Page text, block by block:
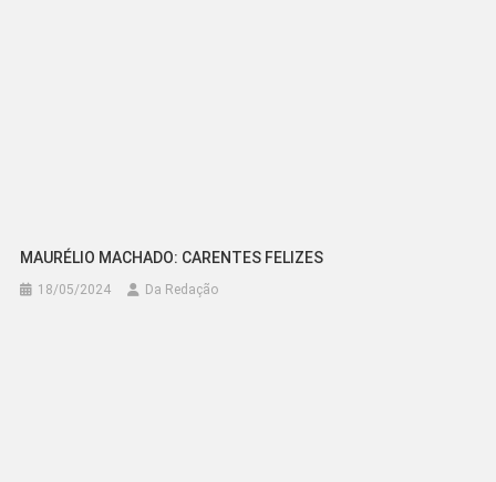
MAURÉLIO MACHADO: CARENTES FELIZES
18/05/2024 Da Redação